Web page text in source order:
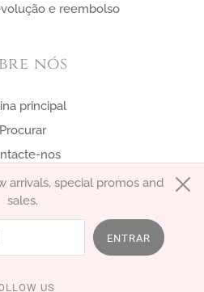
e reembolso
nós
principal
Procurar
nos
arrivals, special promos and
sales.
ENTRAR
US